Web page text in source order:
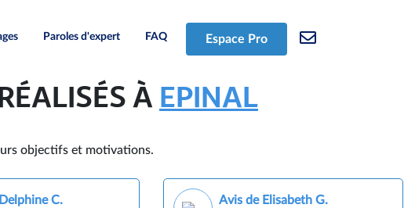
Paroles d'expert FAQ Espace Pro
À EPINAL
objectifs et motivations.
C.
Avis de Elisabeth G.